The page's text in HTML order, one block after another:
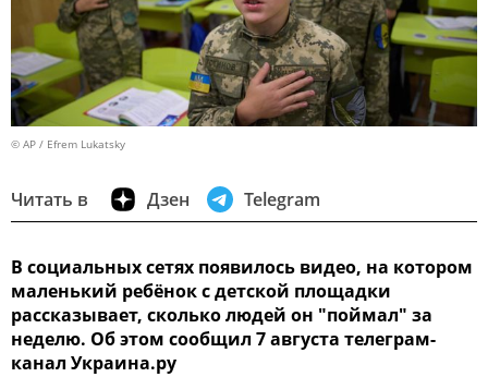
© AP / Efrem Lukatsky
Читать в Дзен Telegram
В социальных сетях появилось видео, на котором
маленький ребёнок с детской площадки
рассказывает, сколько людей он "поймал" за
неделю. Об этом сообщил 7 августа телеграм-
канал Украина.ру